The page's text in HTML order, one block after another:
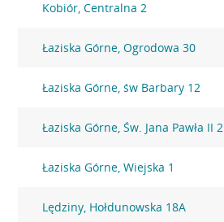
Kobiór, Centralna 2
Łaziska Górne, Ogrodowa 30
Łaziska Górne, św Barbary 12
Łaziska Górne, Św. Jana Pawła II 2
Łaziska Górne, Wiejska 1
Lędziny, Hołdunowska 18A